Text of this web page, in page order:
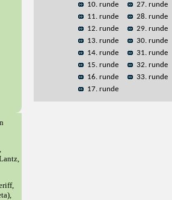
10. runde
27. runde
11. runde
28. runde
12. runde
29. runde
13. runde
30. runde
14. runde
31. runde
15. runde
32. runde
16. runde
33. runde
17. runde